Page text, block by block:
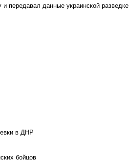
передавал данные украинской разведке
в ДНР
бойцов